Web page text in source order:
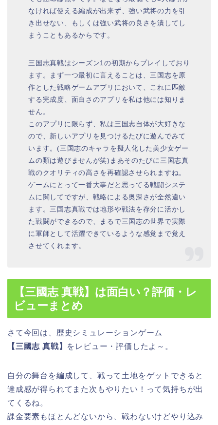
なければ使える編成が出来ず、強い武将の力を引
き出せない、もしくは強い武将の良さを潰してし
まうこともあるからです。
三国志真戦はシーズン1の初期からプレイしており
ます。まず一つ最初に言えることは、三国志を原
作とした戦略ゲームアプリにおいて、これに匹敵
する完成度、面白さのアプリを私は他には知りま
せん。
このアプリに限らず、私は三国志自体が大好きな
ので、新しいアプリを見つけるたびに遊んでみて
います。(三国志のキャラを擬人化した美少女ゲー
ムの類は遊びませんが笑)まあそのたびに三国志真
戦のクオリティの高さを再確認させられますね。
ゲームにとって一番大事だと思ってる戦闘システ
ムに関してですが、戦略による奥深さが全然違い
ます。三国志真戦では地形や戦法を存分に活かし
た戦闘ができるので、まるで三国志の世界で実際
に軍師として活躍できているような感覚まで覚え
させてくれます。
【三國志 真戦】は面白い？評価・レ
ビューまとめ
さて今回は、歴史シミュレーションゲーム
【三國志 真戦】 をレビュー・評価したよ～。
自分の舞台を編成して、戦って土地をゲットできると
達成感が得られてまた次もやりたい！って気持ちが出
てくるね。
課金要素もほとんどないから、戦わないけどやり込み